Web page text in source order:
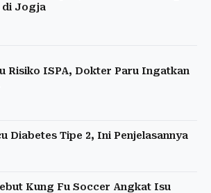
di Jogja
Risiko ISPA, Dokter Paru Ingatkan
Diabetes Tipe 2, Ini Penjelasannya
Kung Fu Soccer Angkat Isu